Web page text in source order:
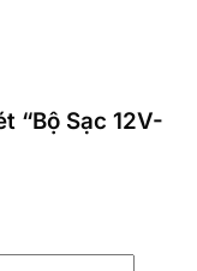
“Bộ Sạc 12V-